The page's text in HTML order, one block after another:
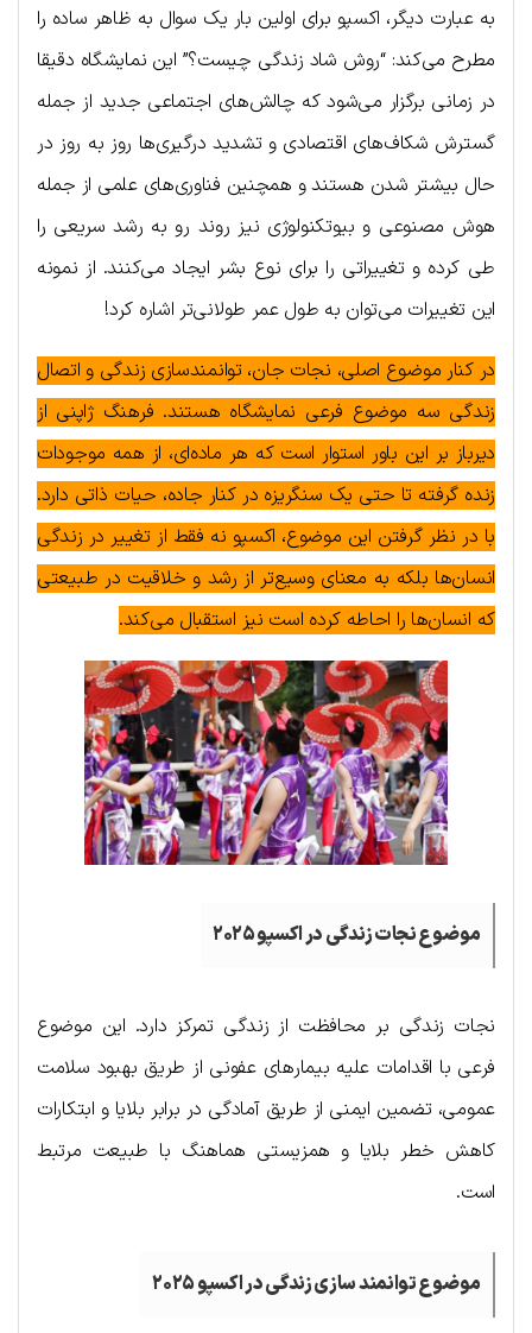
به عبارت دیگر، اکسپو برای اولین بار یک سوال به ظاهر ساده را
مطرح می‌کند: “روش شاد زندگی چیست؟” این نمایشگاه دقیقا
در زمانی برگزار می‌شود که چالش‌های اجتماعی جدید از جمله
گسترش شکاف‌های اقتصادی و تشدید درگیری‌ها روز به روز در
حال بیشتر شدن هستند و همچنین فناوری‌های علمی از جمله
هوش مصنوعی و بیوتکنولوژی نیز روند رو به رشد سریعی را
طی کرده و تغییراتی را برای نوع بشر ایجاد می‌کنند. از نمونه
این تغییرات می‌توان به طول عمر طولانی‌تر اشاره کرد!
در کنار موضوع اصلی، نجات جان، توانمندسازی زندگی و اتصال
زندگی سه موضوع فرعی نمایشگاه هستند. فرهنگ ژاپنی از
دیرباز بر این باور استوار است که هر ماده‌ای، از همه موجودات
زنده گرفته تا حتی یک سنگریزه در کنار جاده، حیات ذاتی دارد.
با در نظر گرفتن این موضوع، اکسپو نه فقط از تغییر در زندگی
انسان‌ها بلکه به معنای وسیع‌تر از رشد و خلاقیت در طبیعتی
که انسان‌ها را احاطه کرده است نیز استقبال می‌کند.
موضوع نجات زندگی در اکسپو ۲۰۲۵
نجات زندگی بر محافظت از زندگی تمرکز دارد. این موضوع
فرعی با اقدامات علیه بیمار‌های عفونی از طریق بهبود سلامت
عمومی، تضمین ایمنی از طریق آمادگی در برابر بلایا و ابتکارات
کاهش خطر بلایا و همزیستی هماهنگ با طبیعت مرتبط
است.
موضوع توانمند سازی زندگی در اکسپو ۲۰۲۵